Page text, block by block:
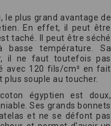
le plus grand avantage de
En effet, il peut être
taché. Il peut être séché
température. Sa
il ne faut toutefois pas
avec 120 fils/cm² en fait
souple au toucher.
égyptien est doux,
Ses grands bonnets
et ne se défont pas